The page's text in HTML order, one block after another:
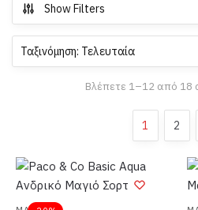
Show Filters
Βλέπετε 1–12 από 18
1 2